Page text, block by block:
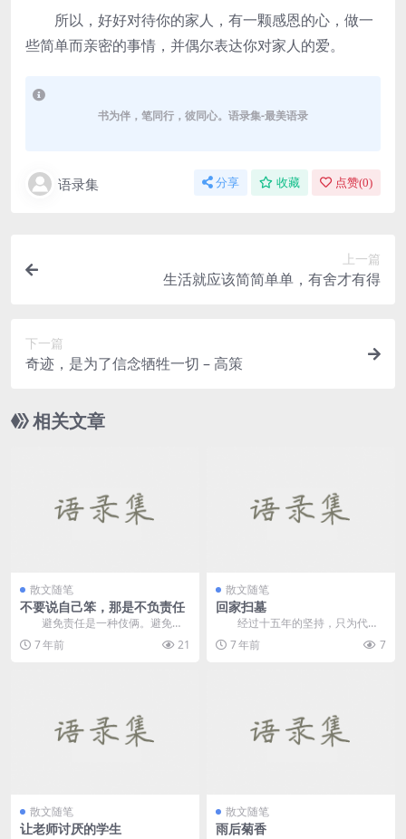
所以，好好对待你的家人，有一颗感恩的心，做一
些简单而亲密的事情，并偶尔表达你对家人的爱。
书为伴，笔同行，彼同心。语录集-最美语录
语录集 分享 收藏 点赞(0)
上一篇
生活就应该简简单单，有舍才有得
下一篇
奇迹，是为了信念牺牲一切 – 高策
相关文章
散文随笔
不要说自己笨，那是不负责任
避免责任是一种伎俩。避免责
任是一种伎俩。成年人不介意教孩
子。毕竟，无论他们有...
7 年前 21
散文随笔
回家扫墓
经过十五年的坚持，只为代父
上坟。 清明节是为了纪念那些
在心中难以忘怀的祖...
7 年前 7
散文随笔
让老师讨厌的学生
散文随笔
雨后菊香